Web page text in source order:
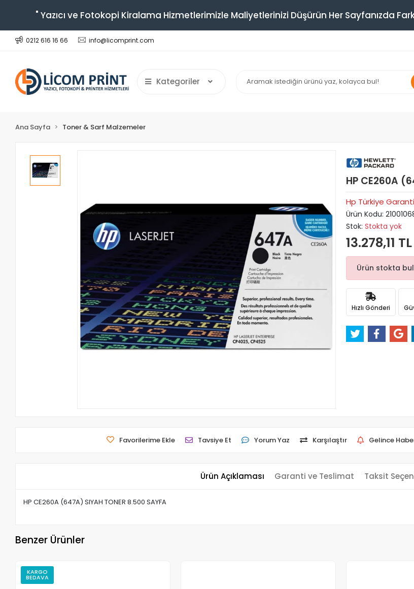
" Yazıcı ve Fotokopi Kiralama Hizmetlerimizle Maliyetlerinizi Düşürün Her Sayfanızda Fark
0212 616 16 66 info@licomprint.com
Kategoriler
Ana Sayfa Toner & Sarf Malzemeler
HP CE260A
Hp Türkiye
Ürün Kodu:
Stok: Stokta yok
13.278,11 TL
Ürün stokta
Hızlı Gönderi
Favorilerime Ekle Tavsiye Et Yorum Yaz Karşılaştır Gelince
Ürün Açıklaması Garanti ve Teslimat Taksit
HP CE260A (647A) SIYAH TONER 8.500 SAYFA
Benzer Ürünler
KARGO
BEDAVA